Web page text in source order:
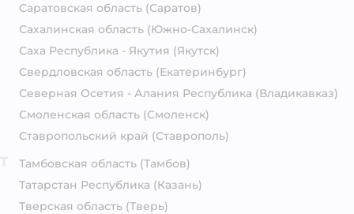
Саратовская область (Саратов)
Сахалинская область (Южно-Сахалинск)
Саха Республика - Якутия (Якутск)
Свердловская область (Екатеринбург)
Северная Осетия - Алания Республика (Владикавказ)
Смоленская область (Смоленск)
Ставропольский край (Ставрополь)
Тамбовская область (Тамбов)
Татарстан Республика (Казань)
Тверская область (Тверь)